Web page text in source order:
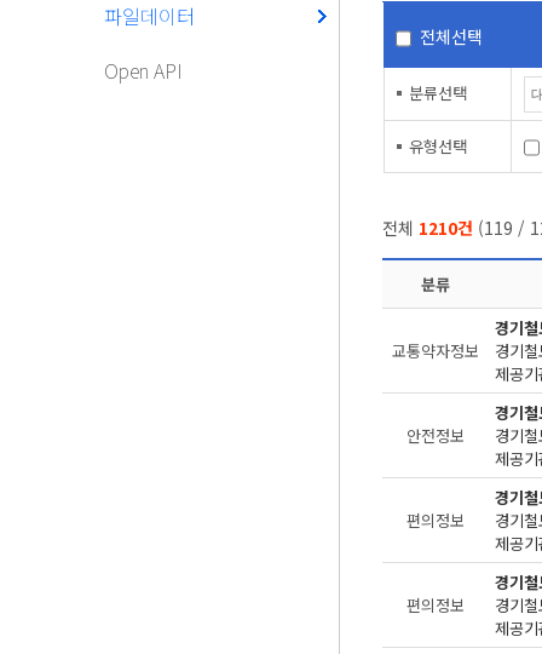
파일데이터
Open API
전체선택
분류선택
유형선택
전체 1210건 (119 /
분류
교통약자정보
경기
제공
안전정보
경기
제공
편의정보
경기
제공
편의정보
경기
제공